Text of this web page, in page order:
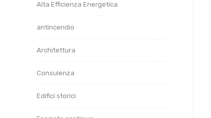
Alta Efficienza Energetica
antincendio
Architettura
Consulenza
Edifici storici